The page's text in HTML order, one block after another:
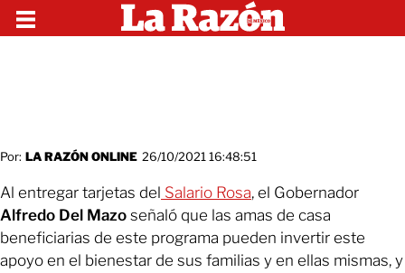
Por: LA RAZÓN ONLINE 26/10/2021 16:48:51
Al entregar tarjetas del Salario Rosa, el Gobernador
Alfredo Del Mazo señaló que las amas de casa
beneficiarias de este programa pueden invertir este
apoyo en el bienestar de sus familias y en ellas mismas, y